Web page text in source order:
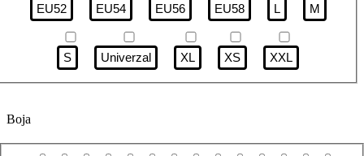
EU52 EU54 EU56 EU58 L M
S Univerzal XL XS XXL
Boja